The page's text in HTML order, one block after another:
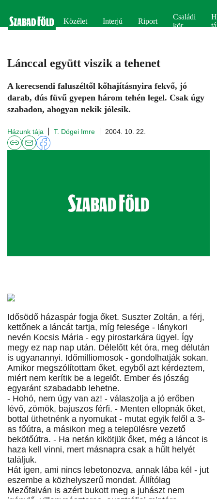
Közélet Interjú Riport
Családi
kör
Lánccal együtt viszik a tehenet
A kerecsendi faluszéltől kőhajításnyira fekvő, jó
darab, dús füvű gyepen három tehén legel. Csak úgy
szabadon, ahogyan nekik jólesik.
Házunk tája T. Dögei Imre 2004. 10. 22.
Idősödő házaspár fogja őket. Suszter Zoltán, a férj,
kettőnek a láncát tartja, míg felesége - lánykori
nevén Kocsis Mária - egy pirostarkára ügyel. Így
megy ez nap nap után. Délelőtt két óra, meg délután
is ugyanannyi. Időmilliomosok - gondolhatják sokan.
Amikor megszólítottam őket, egyből azt kérdeztem,
miért nem kerítik be a legelőt. Ember és jószág
egyaránt szabadabb lehetne.
- Hohó, nem úgy van az! - válaszolja a jó erőben
lévő, zömök, bajuszos férfi. - Menten ellopnák őket,
bottal üthetnénk a nyomukat - mutat egyik felől a 3-
as főútra, a másikon meg a településre vezető
bekötőútra. - Ha netán kikötjük őket, még a láncot is
haza kell vinni, mert másnapra csak a hűlt helyét
találjuk.
Hát igen, ami nincs lebetonozva, annak lába kél - jut
eszembe a közhelyszerű mondat. Állítólag
Mezőfalván is azért bukott meg a juhászt nem